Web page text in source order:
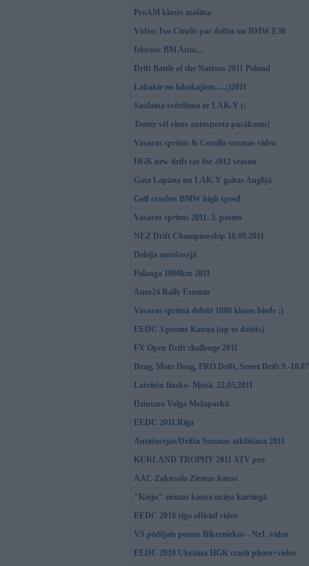
ProAM klases mašīna
Video: Ivo Cīrulis par driftu un BMW E30
Iebrauc BM Auto...
Drift Battle of the Nations 2011 Poland
Labakie no labakajiem.....;)2011
Saulaina svētdiena ar LAK-Y (:
Tomēr vēl viens autosporta pasākums!
Vasaras sprints & Corolla sezonas video
HGK new drift car for 2012 season
Gata Lapāna un LAK-Y gaitas Anglijā
Golf crashes BMW high speed
Vasaras sprints 2011. 5. posms
NEZ Drift Championship 10.09.2011
Debija autošosejā
Palanga 1000km 2011
Auto24 Rally Estonia
Vasaras sprintā debitē 1800 klases bieds :)
EEDC 3.posms Kauņa (up to datēts)
FX Open Drift challenge 2011
Drag, Moto Drag, PRO Drift, Street Drift 9.-
Latviešu fiasko- Mūsā. 22,05,2011
Dzintara Volga Mežaparkā
EEDC 2011 Rīga
Autošosejas/Drifta Sezonas atklāšana 2011
KURLAND TROPHY 2011 ATV pro
AAC Zaķusala Ziemas kauss
"Kaiju" ziemas kausa izcīņa kartingā
EEDC 2010 riga official video
VS pēdējais posms Biķerniekos - Nr1. video
EEDC 2010 Ukraina HGK crash photo+video